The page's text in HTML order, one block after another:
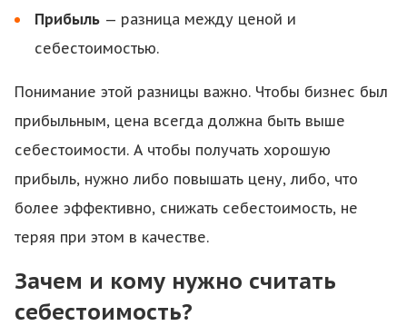
Прибыль — разница между ценой и
себестоимостью.
Понимание этой разницы важно. Чтобы бизнес был
прибыльным, цена всегда должна быть выше
себестоимости. А чтобы получать хорошую
прибыль, нужно либо повышать цену, либо, что
более эффективно, снижать себестоимость, не
теряя при этом в качестве.
Зачем и кому нужно считать
себестоимость?